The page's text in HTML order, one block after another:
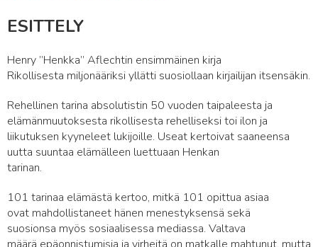
ESITTELY
Henry ”Henkka” Aflechtin ensimmäinen kirja
Rikollisesta miljonääriksi yllätti suosiollaan kirjailijan itsensäkin.
Rehellinen tarina absolutistin 50 vuoden taipaleesta ja
elämänmuutoksesta rikollisesta rehelliseksi toi ilon ja
liikutuksen kyyneleet lukijoille. Useat kertoivat saaneensa
uutta suuntaa elämälleen luettuaan Henkan
tarinan.
101 tarinaa elämästä kertoo, mitkä 101 opittua asiaa
ovat mahdollistaneet hänen menestyksensä sekä
suosionsa myös sosiaalisessa mediassa. Valtava